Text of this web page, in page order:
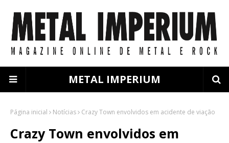
METAL IMPERIUM
Página inicial Notícias Crazy Town envolvidos em acidente de viação
Crazy Town envolvidos em